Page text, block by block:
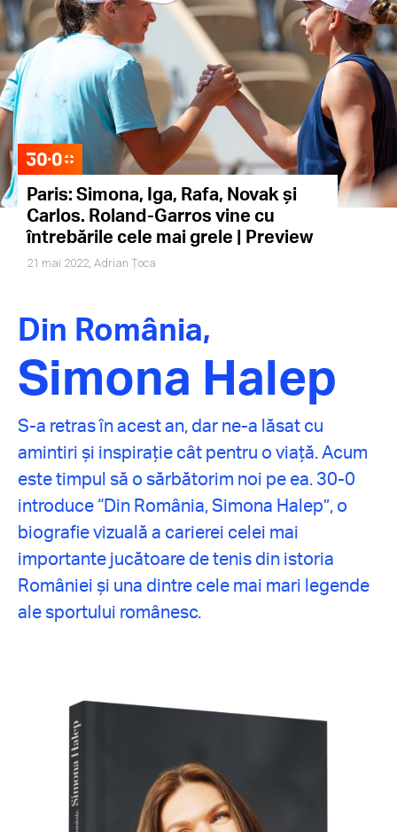
Paris: Simona, Iga, Rafa, Novak și
Carlos. Roland-Garros vine cu
întrebările cele mai grele | Preview
21 mai 2022, Adrian Țoca
Din România,
Simona Halep
S-a retras în acest an, dar ne-a lăsat cu
amintiri și inspirație cât pentru o viață. Acum
este timpul să o sărbătorim noi pe ea. 30-0
introduce “Din România, Simona Halep”, o
biografie vizuală a carierei celei mai
importante jucătoare de tenis din istoria
României și una dintre cele mai mari legende
ale sportului românesc.